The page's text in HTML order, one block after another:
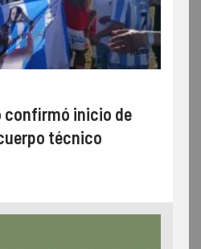
confirmó inicio de
técnico